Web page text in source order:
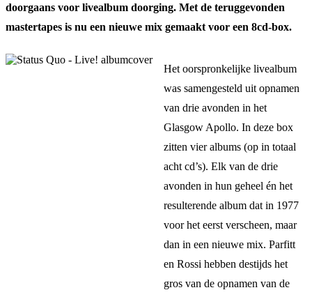
doorgaans voor livealbum doorging. Met de teruggevonden
mastertapes is nu een nieuwe mix gemaakt voor een 8cd-box.
Het oorspronkelijke livealbum
was samengesteld uit opnamen
van drie avonden in het
Glasgow Apollo. In deze box
zitten vier albums (op in totaal
acht cd’s). Elk van de drie
avonden in hun geheel én het
resulterende album dat in 1977
voor het eerst verscheen, maar
dan in een nieuwe mix. Parfitt
en Rossi hebben destijds het
gros van de opnamen van de